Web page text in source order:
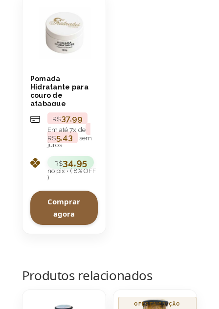
Pomada
Hidratante para
couro de
atabaque
R$37,99
Em até7x de
R$5,43
sem
juros
R$34,95
no pix • ( 8% OFF
)
Comprar
agora
Produtos relacionados
OFERTA!